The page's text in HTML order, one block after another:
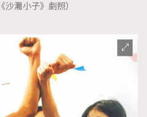
沙灘小子》劇照）